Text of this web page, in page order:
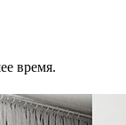
время.